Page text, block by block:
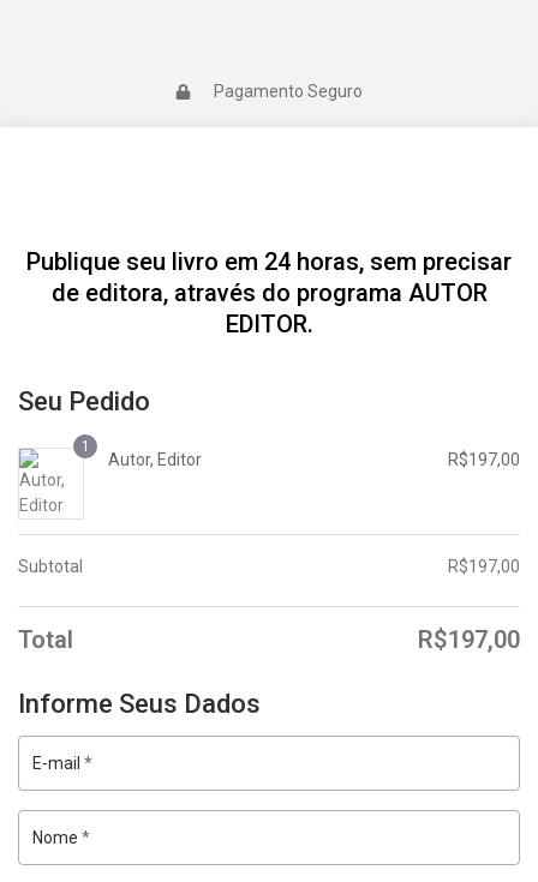
Pagamento Seguro
Publique seu livro em 24 horas, sem precisar
de editora, através do programa AUTOR
EDITOR.
Seu Pedido
1
Autor, Editor R$197,00
Subtotal R$197,00
Total R$197,00
Informe Seus Dados
E-mail *
Nome *